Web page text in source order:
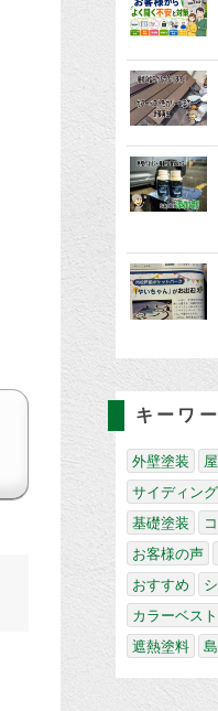
キーワ
外壁塗装
サイディング
基礎塗装
お客様の声
おすすめ
カラーベスト
遮熱塗料